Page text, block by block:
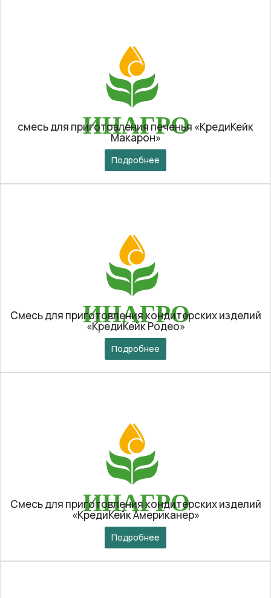
смесь для приготовления печенья «КредиКейк
Макарон»
Подробнее
Смесь для приготовления кондитерских изделий
«КредиКейк Родео»
Подробнее
Смесь для приготовления кондитерских изделий
«КредиКейк Американер»
Подробнее